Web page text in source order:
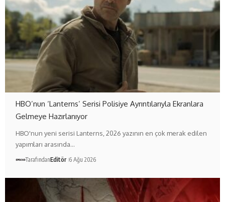
HBO’nun ‘Lanterns’ Serisi Polisiye Ayrıntılarıyla Ekranlara
Gelmeye Hazırlanıyor
HBO'nun yeni serisi Lanterns, 2026 yazının en çok merak edilen
yapımları arasında…
TarafındanEditör 6 Ağu 2026